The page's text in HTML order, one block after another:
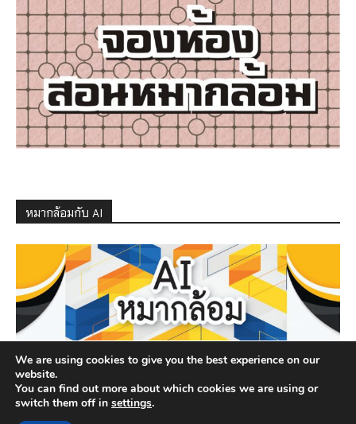
หมากล้อมกับ AI
We are using cookies to give you the best experience on our
website.
You can find out more about which cookies we are using or
switch them off in settings.